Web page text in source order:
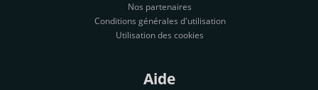
Nos partenaires
Conditions générales d'utilisation
Utilisation des cookies
Aide